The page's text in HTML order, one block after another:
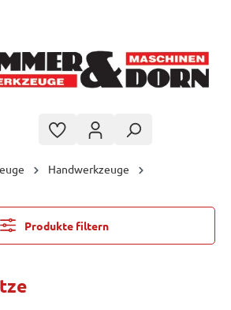
Handwerkzeuge
Produkte filtern